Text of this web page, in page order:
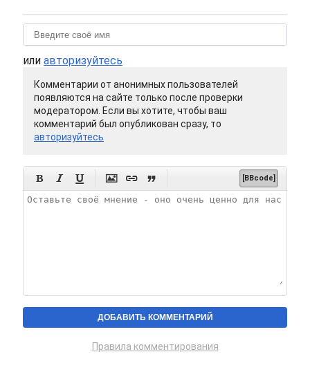
или авторизуйтесь
Комментарии от анонимных пользователей
появляются на сайте только после проверки
модератором. Если вы хотите, чтобы ваш
комментарий был опубликован сразу, то
авторизуйтесь
      [BBcode]
Правила комментирования